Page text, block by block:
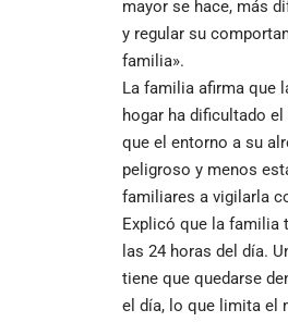
mayor se hace, más
y regular su
familia».
La familia afirma que
hogar ha dificultado
que el entorno a su
peligroso y menos
familiares a vigilarla
Explicó que la familia
las 24 horas del día.
tiene que quedarse
el día, lo que limita el